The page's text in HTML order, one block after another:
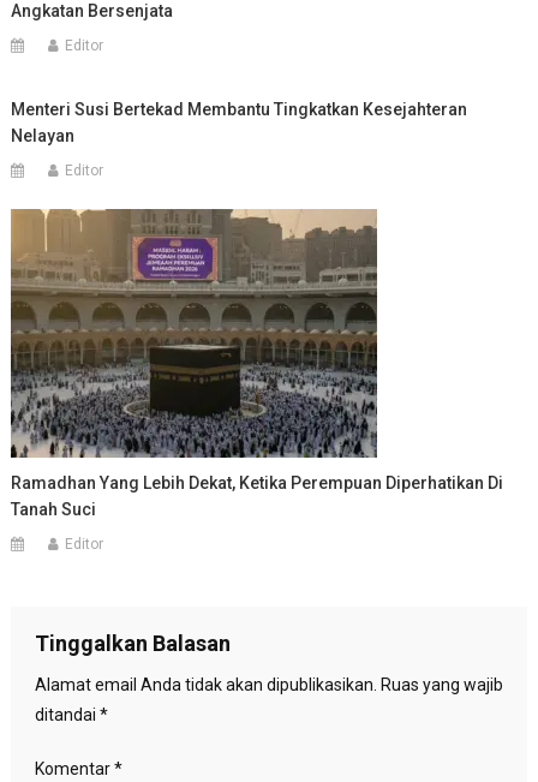
Angkatan Bersenjata
Editor
Menteri Susi Bertekad Membantu Tingkatkan Kesejahteran
Nelayan
Editor
Ramadhan Yang Lebih Dekat, Ketika Perempuan Diperhatikan Di
Tanah Suci
Editor
Tinggalkan Balasan
Alamat email Anda tidak akan dipublikasikan. Ruas yang wajib
ditandai *
Komentar*